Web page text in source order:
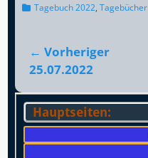
Kategorien
Tagebuch 2022,Tagebücher
Beitragsnavigation
← Vorheriger
Vorheriger
25.07.2022
Hauptseiten: